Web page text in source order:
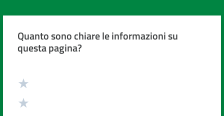
Quanto sono chiare le informazioni su
questa pagina?